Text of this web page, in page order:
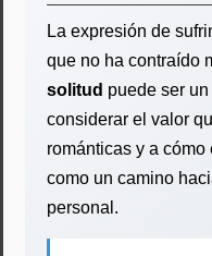
La expresión de
que no ha contraído
solitud puede ser
considerar el valor
románticas y a
como un camino
personal.